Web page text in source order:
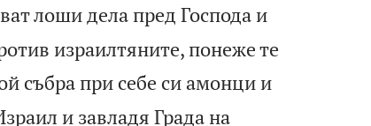
лоши дела пред Господа и
израилтяните, понеже те
събра при себе си амонци и
и завладя Града на